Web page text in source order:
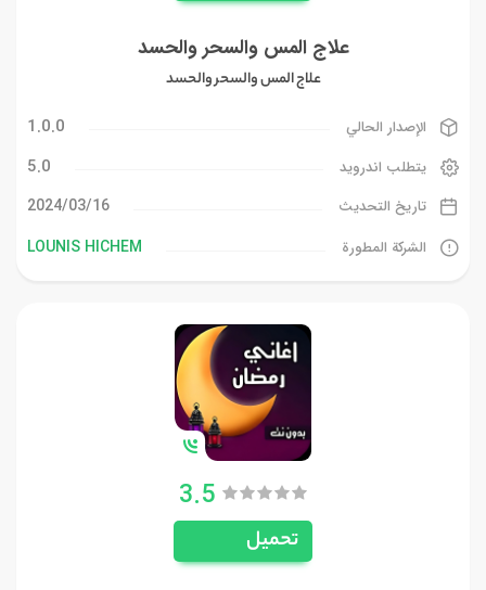
علاج المس والسحر والحسد
علاج المس والسحر والحسد
الإصدار الحالي 1.0.0
يتطلب اندرويد 5.0
تاريخ التحديث 16‏/03‏/2024
الشركة المطورة LOUNIS HICHEM
3.5
تحميل